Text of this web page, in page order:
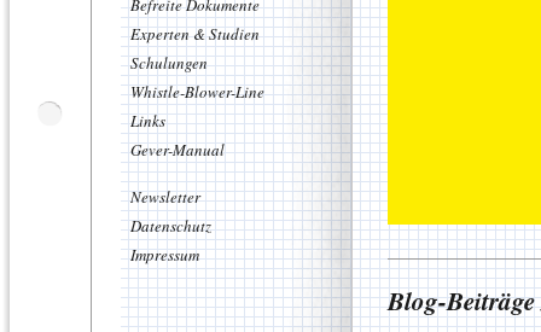
Befreite Dokumente
Experten & Studien
Schulungen
Whistle-Blower-Line
Links
Gever-Manual
Newsletter
Datenschutz
Impressum
Blog-